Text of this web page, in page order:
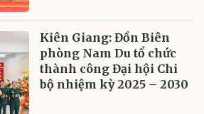
Kiên Giang: Đồn Biên
phòng Nam Du tổ chức
thành công Đại hội Chi
bộ nhiệm kỳ 2025 – 2030